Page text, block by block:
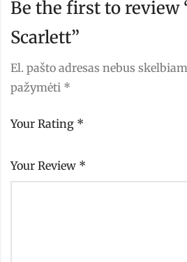
Be the first to review
Scarlett”
El. pašto adresas nebus
pažymėti *
Your Rating *
Your Review *